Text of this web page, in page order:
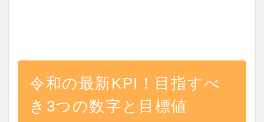
令和の最新KPI！目指すべ
き3つの数字と目標値